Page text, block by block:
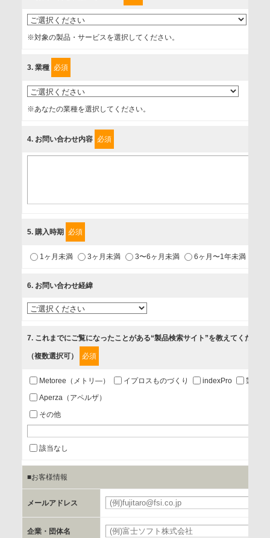
情報を提供されるお客様（本人）に対して、情報の収集目
的、管理者、提供の有無、情報提供の任意性や権利について
確認し、当社への情報提供がお客様の懸念にならないよう
上げます。
事業者名
個人情報保護責任者
1.当社が取り扱う商品・サービスに関するご案内
2.当社が開催（主催・共催・協賛）するセミナーなど、各種イ
3.お客様の業務内容、及び興味、関心に応じた情報の提供
4.お客様満足度調査等のアンケートの依頼
第三者提供の有無
あり
a.個人情報の提供・利用目的
当該企業/団体のサービス等のご案内及び当該企業/団体からの
情報を提供するため
b.第三者に提供される個人データの項目
郵便番号、住所、電話番号、FAX番号、メールアドレス
※対象の製品・サービスを選択してください。
3. 業種 必須
※あなたの業種を選択してください。
4. お問い合わせ内容 必須
5. 購入時期 必須
1ヶ月未満 3ヶ月未満 3〜6ヶ月未満 6ヶ月〜1年未満
6. お問い合わせ経緯
7. これまでにご覧になったことがある“製品検索サイト”を教えてください
（複数選択可） 必須
Metoree（メトリ—） イプロスものづくり indexPro
製品ナ
Aperza（アペルザ）
その他
該当なし
■お客様情報
メールアドレス
企業・団体名